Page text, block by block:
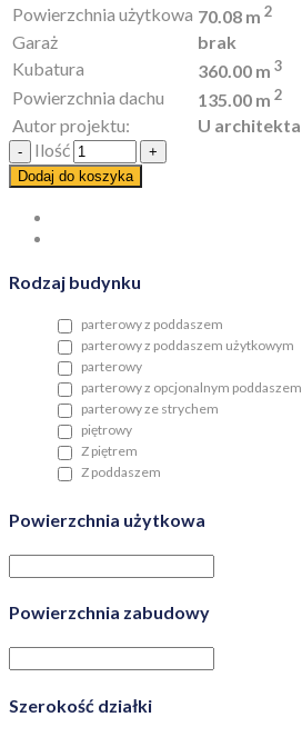
Powierzchnia użytkowa 70.08 m 2
Garaż
brak
Kubatura
360.00 m 3
Powierzchnia dachu 135.00 m 2
Autor projektu:
U architekta
Ilość
Dodaj do koszyka
Rodzaj budynku
parterowy z poddaszem
parterowy z poddaszem użytkowym
parterowy
parterowy z opcjonalnym poddaszem
parterowy ze strychem
piętrowy
Z piętrem
Z poddaszem
Powierzchnia użytkowa
Powierzchnia zabudowy
Szerokość działki